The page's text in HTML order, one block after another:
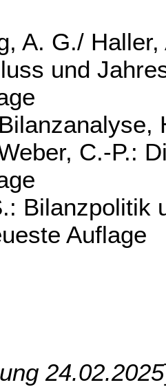
A. G./
und
C.-P.:
Bilanzpolitik
Auflage
24.02.2025